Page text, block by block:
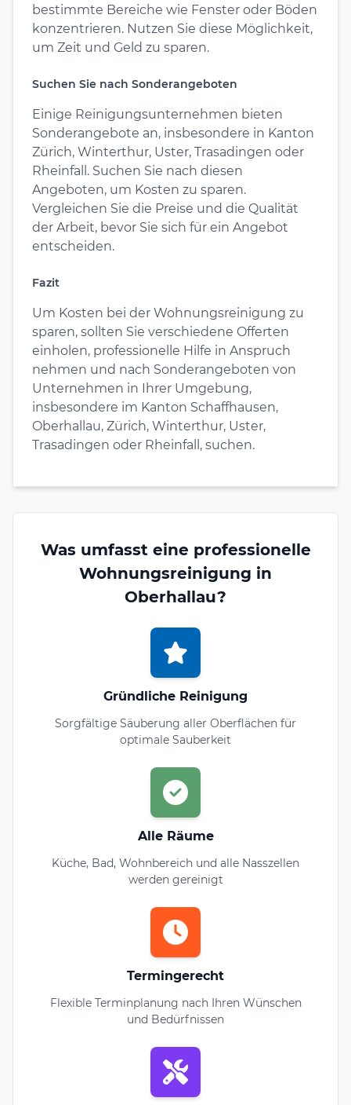
bestimmte Bereiche wie Fenster oder Böden
konzentrieren. Nutzen Sie diese Möglichkeit,
um Zeit und Geld zu sparen.
Suchen Sie nach Sonderangeboten
Einige Reinigungsunternehmen bieten
Sonderangebote an, insbesondere in Kanton
Zürich, Winterthur, Uster, Trasadingen oder
Rheinfall. Suchen Sie nach diesen
Angeboten, um Kosten zu sparen.
Vergleichen Sie die Preise und die Qualität
der Arbeit, bevor Sie sich für ein Angebot
entscheiden.
Fazit
Um Kosten bei der Wohnungsreinigung zu
sparen, sollten Sie verschiedene Offerten
einholen, professionelle Hilfe in Anspruch
nehmen und nach Sonderangeboten von
Unternehmen in Ihrer Umgebung,
insbesondere im Kanton Schaffhausen,
Oberhallau, Zürich, Winterthur, Uster,
Trasadingen oder Rheinfall, suchen.
Was umfasst eine professionelle
Wohnungsreinigung in
Oberhallau?
Gründliche Reinigung
Sorgfältige Säuberung aller Oberflächen für
optimale Sauberkeit
Alle Räume
Küche, Bad, Wohnbereich und alle Nasszellen
werden gereinigt
Termingerecht
Flexible Terminplanung nach Ihren Wünschen
und Bedürfnissen